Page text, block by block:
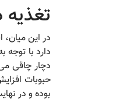
در این
دارد با
دچار چاقی
حبوبات
بوده و در